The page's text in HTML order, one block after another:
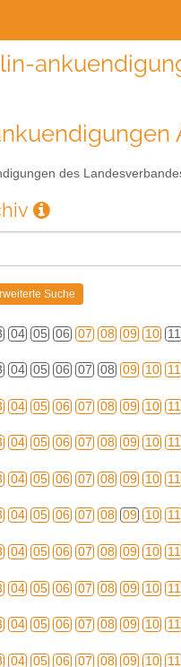
des
04 05 06 07 08 09 10 11
04 05 06 07 08 09 10 11
04 05 06 07 08 09 10 11
04 05 06 07 08 09 10 11
04 05 06 07 08 09 10 11
04 05 06 07 08 09 10 11
04 05 06 07 08 09 10 11
04 05 06 07 08 09 10 11
04 05 06 07 08 09 10 11
04 05 06 07 08 09 10 11